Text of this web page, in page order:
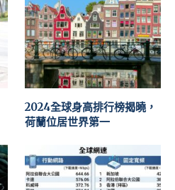
2024全球身高排行榜揭曉，
荷蘭位居世界第一